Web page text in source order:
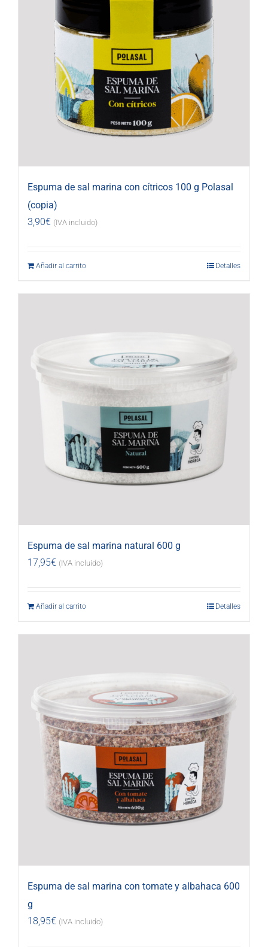
Espuma de sal marina con cítricos 100 g Polasal
(copia)
3,90€ (IVA incluido)
Añadir al carrito Detalles
Espuma de sal marina natural 600 g
17,95€ (IVA incluido)
Añadir al carrito Detalles
Espuma de sal marina con tomate y albahaca 600
g
18,95€ (IVA incluido)